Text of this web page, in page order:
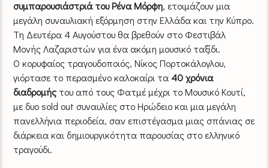
συμπαρουσιάστριά του Ρένα Μόρφη, ετοιμάζουν μια
μεγάλη συναυλιακή εξόρμηση στην Ελλάδα και την Κύπρο.
Τη Δευτέρα 4 Αυγούστου θα βρεθούν στο Φεστιβάλ
Μονής Λαζαριστών για ένα ακόμη μουσικό ταξίδι.
Ο κορυφαίος τραγουδοποιός, Νίκος Πορτοκάλογλου,
γιόρτασε το περασμένο καλοκαίρι τα 40 χρόνια
διαδρομής του από τους Φατμέ μέχρι το Μουσικό Κουτί,
με δυο sold out συναυλίες στο Ηρώδειο και μια μεγάλη
πανελλήνια περιοδεία, σαν επιστέγασμα μιας σπάνιας σε
διάρκεια και δημιουργικότητα παρουσίας στο ελληνικό
τραγούδι.